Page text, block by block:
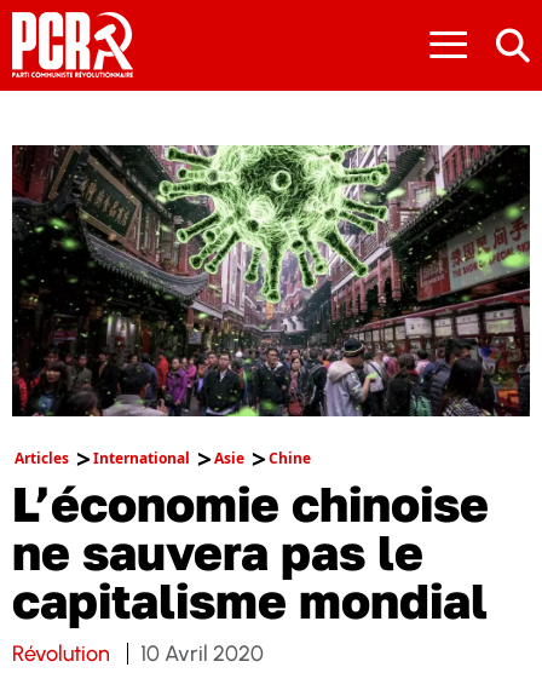
≡
Articles International Asie Chine
L’économie chinoise
ne sauvera pas le
capitalisme mondial
Révolution 10 Avril 2020